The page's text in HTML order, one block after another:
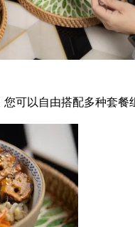
可以自由搭配多种套餐